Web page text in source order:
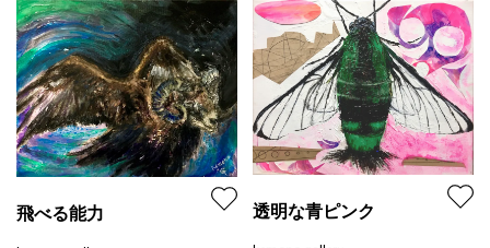
飛べる能力 透明な青ピンク